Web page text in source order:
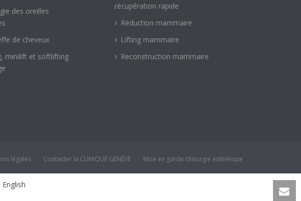
des oreilles
de cheveux
minilift et softlifting
récupération rapide
Réduction mammaire
Lifting mammaire
Reconstruction mammaire
légales Contacter la CLINIQUE GENÈVE Mise en garde chirurgie esthétique
English